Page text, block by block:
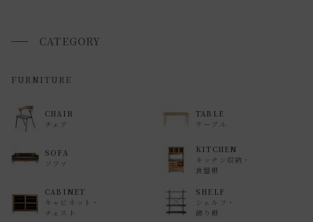
が、 希望通りに届かない可能性もございますのでご了承下さ
返品・交換について
返品等の詳細は「 お買い物ガイド(返品・交換について)
CATEGORY
FURNITURE
CHAIR
チェア
TABLE
テーブル
SOFA
ソファ
KITCHEN
キッチン収納・
食器棚
CABINET
キャビネット・
チェスト
SHELF
シェルフ・
飾り棚